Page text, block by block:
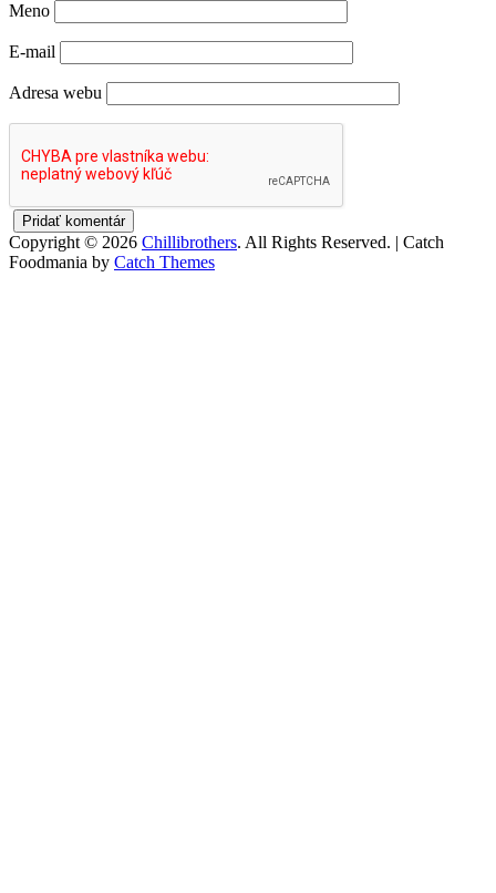
Meno
E-mail
Adresa webu
Copyright © 2026 Chillibrothers. All Rights Reserved. | Catch
Foodmania by Catch Themes